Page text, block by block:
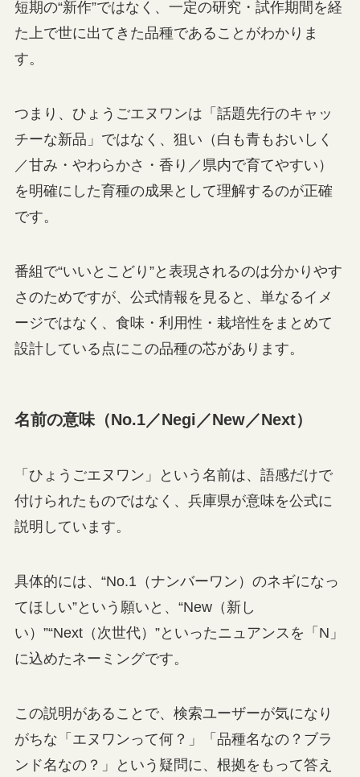
短期の“新作”ではなく、一定の研究・試作期間を経
た上で世に出てきた品種であることがわかりま
す。
つまり、ひょうごエヌワンは「話題先行のキャッ
チーな新品」ではなく、狙い（白も青もおいしく
／甘み・やわらかさ・香り／県内で育てやすい）
を明確にした育種の成果として理解するのが正確
です。
番組で“いいとこどり”と表現されるのは分かりやす
さのためですが、公式情報を見ると、単なるイメ
ージではなく、食味・利用性・栽培性をまとめて
設計している点にこの品種の芯があります。
名前の意味（No.1／Negi／New／Next）
「ひょうごエヌワン」という名前は、語感だけで
付けられたものではなく、兵庫県が意味を公式に
説明しています。
具体的には、“No.1（ナンバーワン）のネギになっ
てほしい”という願いと、“New（新し
い）”“Next（次世代）”といったニュアンスを「N」
に込めたネーミングです。
この説明があることで、検索ユーザーが気になり
がちな「エヌワンって何？」「品種名なの？ブラ
ンド名なの？」という疑問に、根拠をもって答え